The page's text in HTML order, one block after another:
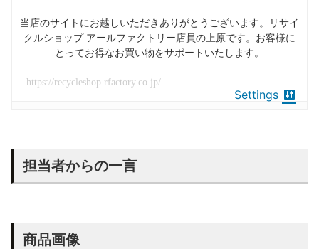
当店のサイトにお越しいただきありがとうございます。リサイ
クルショップ アールファクトリー店員の上原です。お客様に
とってお得なお買い物をサポートいたします。
https://recycleshop.rfactory.co.jp/
Settings
担当者からの一言
商品画像